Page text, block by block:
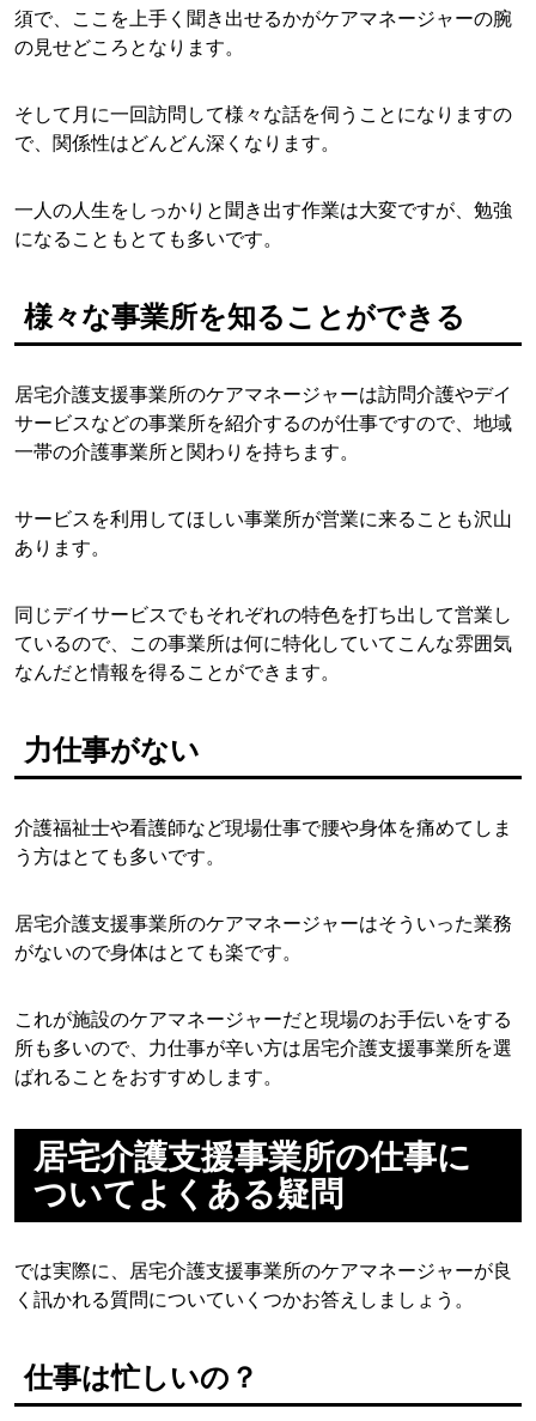
須で、ここを上手く聞き出せるかがケアマネージャーの腕
の見せどころとなります。
そして月に一回訪問して様々な話を伺うことになりますの
で、関係性はどんどん深くなります。
一人の人生をしっかりと聞き出す作業は大変ですが、勉強
になることもとても多いです。
様々な事業所を知ることができる
居宅介護支援事業所のケアマネージャーは訪問介護やデイ
サービスなどの事業所を紹介するのが仕事ですので、地域
一帯の介護事業所と関わりを持ちます。
サービスを利用してほしい事業所が営業に来ることも沢山
あります。
同じデイサービスでもそれぞれの特色を打ち出して営業し
ているので、この事業所は何に特化していてこんな雰囲気
なんだと情報を得ることができます。
力仕事がない
介護福祉士や看護師など現場仕事で腰や身体を痛めてしま
う方はとても多いです。
居宅介護支援事業所のケアマネージャーはそういった業務
がないので身体はとても楽です。
これが施設のケアマネージャーだと現場のお手伝いをする
所も多いので、力仕事が辛い方は居宅介護支援事業所を選
ばれることをおすすめします。
居宅介護支援事業所の仕事に
ついてよくある疑問
では実際に、居宅介護支援事業所のケアマネージャーが良
く訊かれる質問についていくつかお答えしましょう。
仕事は忙しいの？